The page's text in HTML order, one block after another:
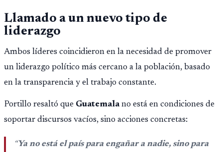
Llamado a un nuevo tipo de
liderazgo
Ambos líderes coincidieron en la necesidad de promover
un liderazgo político más cercano a la población, basado
en la transparencia y el trabajo constante.
Portillo resaltó que Guatemalano está en condiciones de
soportar discursos vacíos, sino acciones concretas:
“Ya no está el país para engañar a nadie, sino para